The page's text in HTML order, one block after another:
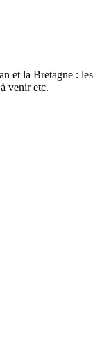
et la Bretagne : les
venir etc.